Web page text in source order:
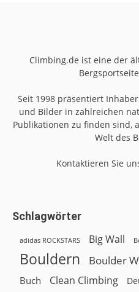
Climbing.de ist eine der
Seit 1998 präsentiert
und Bilder in zahlreichen
Publikationen zu finden sind,
Welt des
Kontaktieren Sie
Schlagwörter
adidas ROCKSTARS Big Wall
Bouldern Boulder
Buch Clean Climbing